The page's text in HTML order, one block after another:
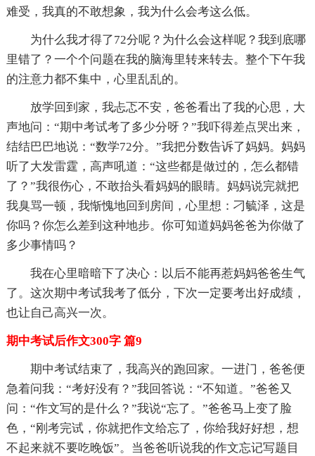
难受，我真的不敢想象，我为什么会考这么低。
为什么我才得了72分呢？为什么会这样呢？我到底哪
里错了？一个个问题在我的脑海里转来转去。整个下午我
的注意力都不集中，心里乱乱的。
放学回到家，我忐忑不安，爸爸看出了我的心思，大
声地问：“期中考试考了多少分呀？”我吓得差点哭出来，
结结巴巴地说：“数学72分。”我把分数告诉了妈妈。妈妈
听了大发雷霆，高声吼道：“这些都是做过的，怎么都错
了？”我很伤心，不敢抬头看妈妈的眼睛。妈妈说完就把
我臭骂一顿，我惭愧地回到房间，心里想：刁毓泽，这是
你吗？你怎么差到这种地步。你可知道妈妈爸爸为你做了
多少事情吗？
我在心里暗暗下了决心：以后不能再惹妈妈爸爸生气
了。这次期中考试我考了低分，下次一定要考出好成绩，
也让自己高兴一次。
期中考试后作文300字 篇9
期中考试结束了，我高兴的跑回家。一进门，爸爸便
急着问我：“考好没有？”我回答说：“不知道。”爸爸又
问：“作文写的是什么？”我说“忘了。”爸爸马上变了脸
色，“刚考完试，你就把作文给忘了，你给我好好想，想
不起来就不要吃晚饭”。当爸爸听说我的作文忘记写题目